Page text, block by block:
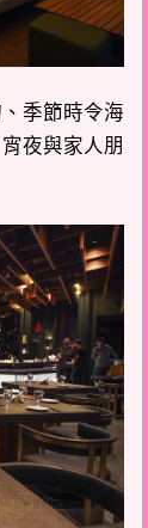
季節時令海
夜與家人朋